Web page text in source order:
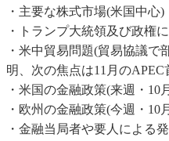
・主要な株式市場(米国中心)
・トランプ大統領及び政権
・米中貿易問題(貿易協議で
明、次の焦点は11月のAPEC
・米国の金融政策(来週・10
・欧州の金融政策(今週・10
・金融当局者や要人による